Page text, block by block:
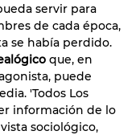
servir para
de cada época,
se había perdido.
que, en
puede
'Todos Los
información de lo
sociológico,